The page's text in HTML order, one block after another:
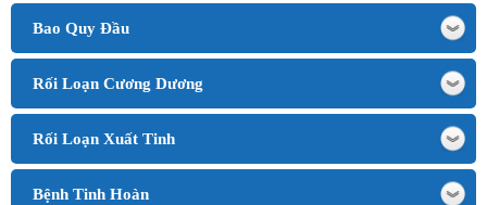
Bao Quy Đầu
Rối Loạn Cương Dương
Rối Loạn Xuất Tinh
Bệnh Tinh Hoàn